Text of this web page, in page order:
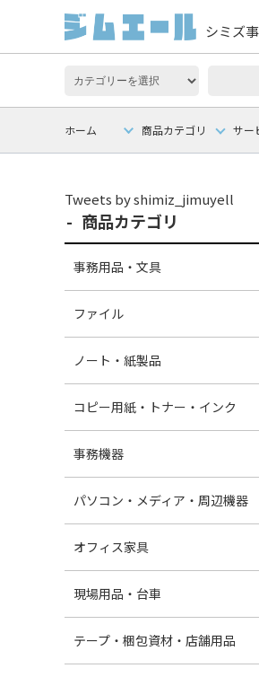
シミズ
ホーム 商品カテゴリ サー
Tweets by shimiz_jimuyell
商品カテゴリ
事務用品・文具
ファイル
ノート・紙製品
コピー用紙・トナー・インク
事務機器
パソコン・メディア・周辺機器
オフィス家具
現場用品・台車
テープ・梱包資材・店舗用品